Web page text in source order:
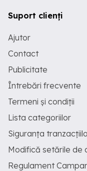
Suport clienți
Ajutor
Contact
Publicitate
Întrebări frecvente
Termeni și condiții
Lista categoriilor
Siguranța
Modifică setările de
Regulament